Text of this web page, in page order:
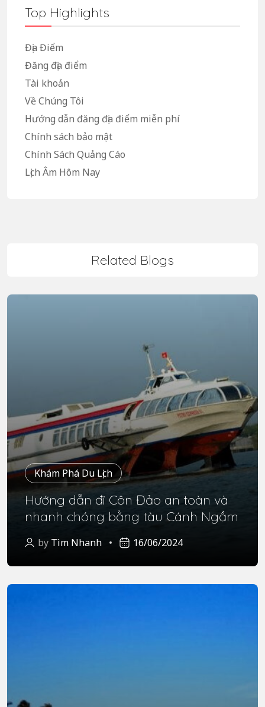
Top Highlights
Địa Điểm
Đăng địa điểm
Tài khoản
Về Chúng Tôi
Hướng dẫn đăng địa điểm miễn phí
Chính sách bảo mật
Chính Sách Quảng Cáo
Lịch Âm Hôm Nay
Related Blogs
Khám Phá Du Lịch
Hướng dẫn đi Côn Đảo an toàn và
nhanh chóng bằng tàu Cánh Ngầm
by Tìm Nhanh 16/06/2024